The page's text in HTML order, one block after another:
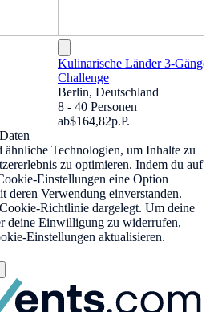
Kulinarische Länder 3-
Challenge
Berlin, Deutschland
8 - 40 Personen
ab$164,82p.P.
Technologien, um Inhalte zu
zu optimieren. Indem du auf
Einstellungen eine Option
deren Verwendung einverstanden.
Richtlinie dargelegt. Um deine
deine Einwilligung zu widerrufen,
Einstellungen aktualisieren.